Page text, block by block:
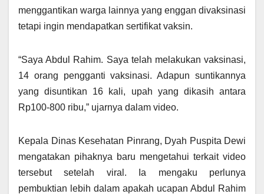
menggantikan warga lainnya yang enggan divaksinasi
tetapi ingin mendapatkan sertifikat vaksin.
“Saya Abdul Rahim. Saya telah melakukan vaksinasi,
14 orang pengganti vaksinasi. Adapun suntikannya
yang disuntikan 16 kali, upah yang dikasih antara
Rp100-800 ribu,” ujarnya dalam video.
Kepala Dinas Kesehatan Pinrang, Dyah Puspita Dewi
mengatakan pihaknya baru mengetahui terkait video
tersebut setelah viral. Ia mengaku perlunya
pembuktian lebih dalam apakah ucapan Abdul Rahim